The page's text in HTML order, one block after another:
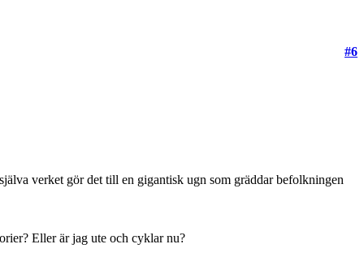
#6
verket gör det till en gigantisk ugn som gräddar befolkningen
Eller är jag ute och cyklar nu?